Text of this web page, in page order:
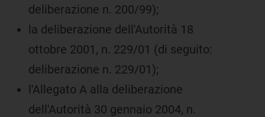
deliberazione n. 200/99);
la deliberazione dell'Autorità 18
ottobre 2001, n. 229/01 (di seguito:
deliberazione n. 229/01);
l'Allegato A alla deliberazione
dell'Autorità 30 gennaio 2004, n.